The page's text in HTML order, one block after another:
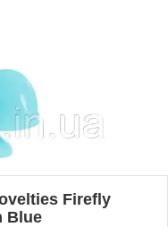
Firefly
Blue